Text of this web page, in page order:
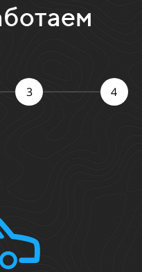
3 4